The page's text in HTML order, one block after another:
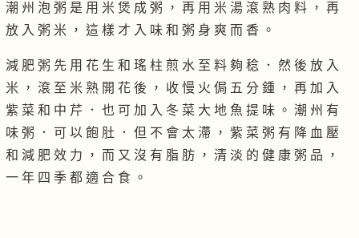
潮 州 泡 粥 是 用 米 煲 成 粥 ， 再 用 米 湯 滾 熟 肉 料 ， 再
放 入 粥 米 ， 這 樣 才 入 味 和 粥 身 爽 而 香 。
減 肥 粥 先 用 花 生 和 瑤 柱 煎 水 至 料 夠 稔 ． 然 後 放 入
米 ， 滾 至 米 熟 開 花 後 ， 收 慢 火 侷 五 分 鍾 ， 再 加 入
紫 菜 和 中 芹 ． 也 可 加 入 冬 菜 大 地 魚 提 味 。 潮 州 有
味 粥 ． 可 以 飽 肚 ． 但 不 會 太 滯 ， 紫 菜 粥 有 降 血 壓
和 減 肥 效 力 ， 而 又 沒 有 脂 肪 ， 清 淡 的 健 康 粥 品 ，
一 年 四 季 都 適 合 食 。